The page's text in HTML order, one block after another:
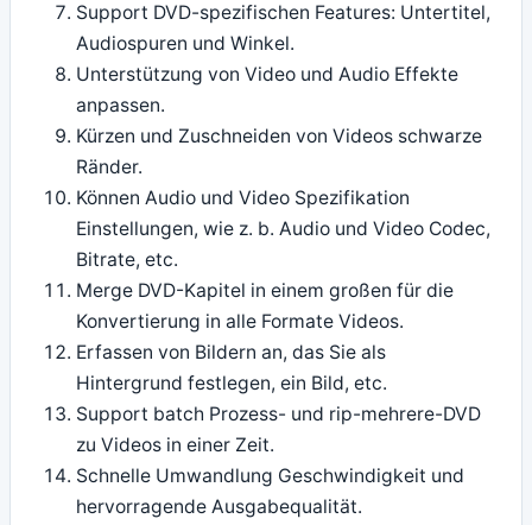
Support DVD-spezifischen Features: Untertitel,
Audiospuren und Winkel.
Unterstützung von Video und Audio Effekte
anpassen.
Kürzen und Zuschneiden von Videos schwarze
Ränder.
Können Audio und Video Spezifikation
Einstellungen, wie z. b. Audio und Video Codec,
Bitrate, etc.
Merge DVD-Kapitel in einem großen für die
Konvertierung in alle Formate Videos.
Erfassen von Bildern an, das Sie als
Hintergrund festlegen, ein Bild, etc.
Support batch Prozess- und rip-mehrere-DVD
zu Videos in einer Zeit.
Schnelle Umwandlung Geschwindigkeit und
hervorragende Ausgabequalität.